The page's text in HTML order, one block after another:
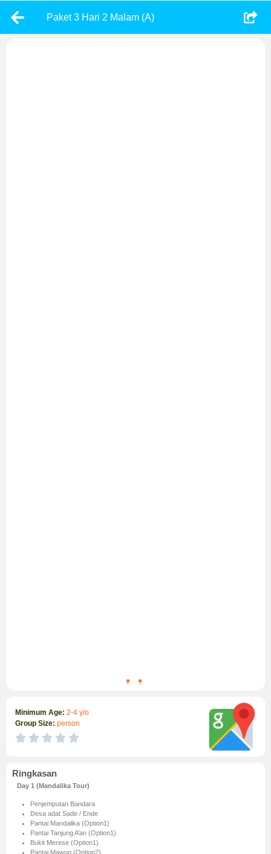
Paket 3 Hari 2 Malam (A)
Minimum Age: 2-4 y/o
Group Size: person
    
Ringkasan
Day 1 (Mandalika Tour)
Penjemputan Bandara
Desa adat Sade / Ende
Pantai Mandalika (Option1)
Pantai Tanjung A’an (Option1)
Bukit Merese (Option1)
Pantai Mawun (Option2)